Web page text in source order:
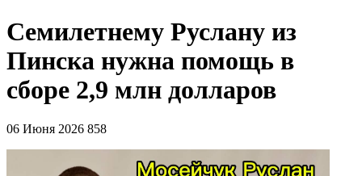
Семилетнему Руслану из
Пинска нужна помощь в
сборе 2,9 млн долларов
06 Июня 2026 858